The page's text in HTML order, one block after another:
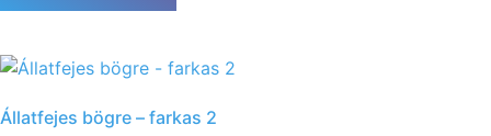
Állatfejes bögre – farkas 2